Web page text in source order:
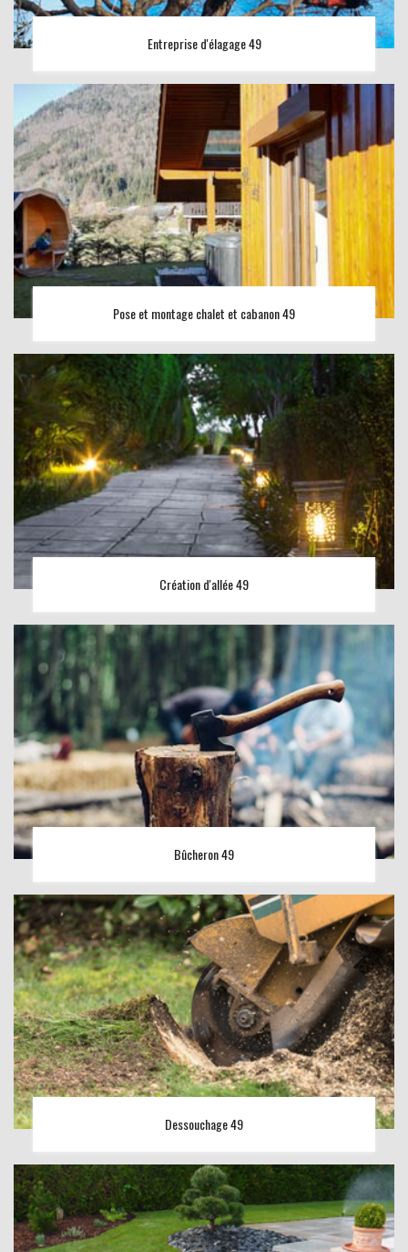
Entreprise d'élagage 49
Pose et montage chalet et cabanon 49
Création d'allée 49
Bûcheron 49
Dessouchage 49